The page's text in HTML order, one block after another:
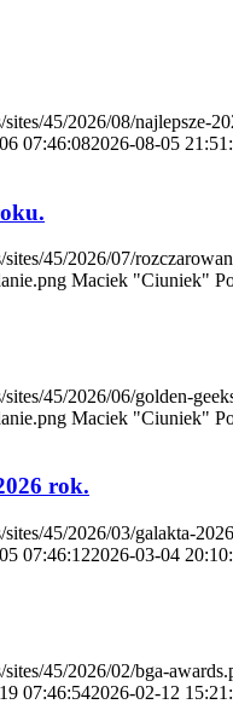
45/2026/08/najlepsze-
07:46:082026-08-05
45/2026/07/
Maciek "Ciuniek"
45/2026/06/golden-
Maciek "Ciuniek"
rok.
45/2026/03/galakta-
07:46:122026-03-04
45/2026/02/bga-
07:46:542026-02-12